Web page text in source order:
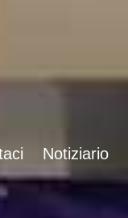
Notiziario